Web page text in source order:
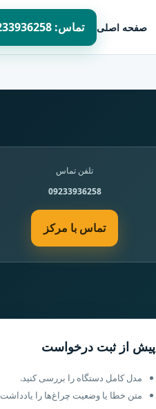
صفحه اصلی تماس: 09233936258
تلفن تماس
09233936258
تماس با مرکز
پیش از ثبت درخواست
مدل کامل دستگاه را بررسی کنید.
متن خطا یا وضعیت چراغ‌ها را یادداشت